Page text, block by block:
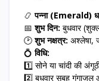
📿पन्ना (Emerald)
📅शुभ दिन: बुधवार
🕑शुभ नक्षत्र: अश्लेषा,
💍विधि:
1️⃣ सोने या चांदी की
2️⃣ बुधवार सुबह